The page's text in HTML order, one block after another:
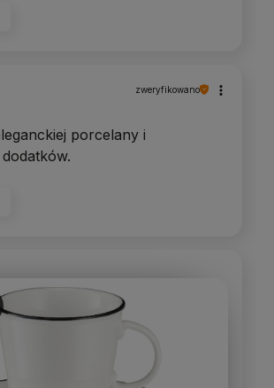
zweryfikowano
porcelany i